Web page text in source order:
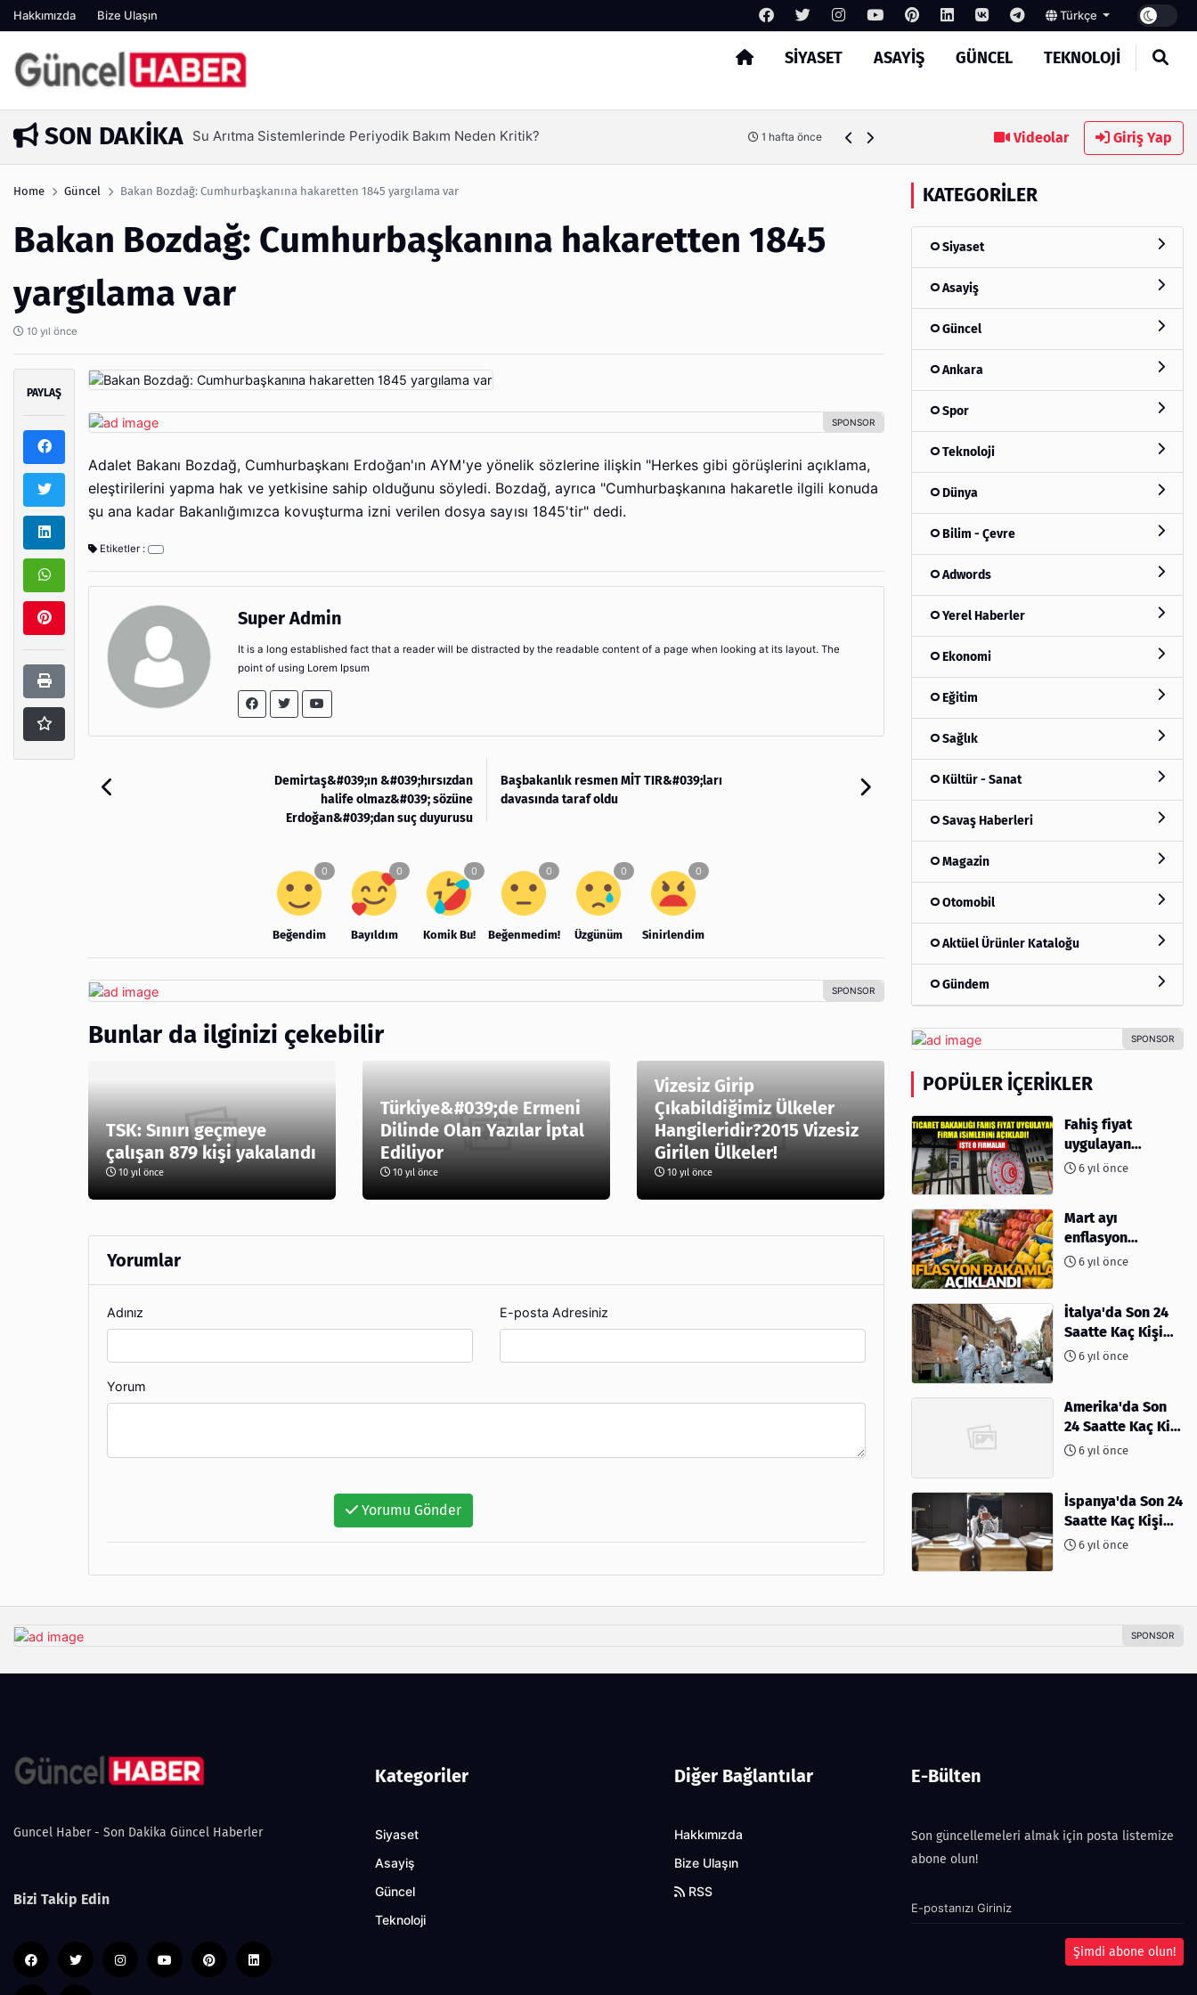
Hakkımızda Bize Ulaşın Türkçe
SIYASET ASAYIŞ GÜNCEL TEKNOLOJI
Arama
SON DAKIKA
4 gün önce Su Arıtma Sistemlerinde Periyodik Bakım Neden Kritik? 1 hafta önce Ambalaj Süreçlerinde Yeni Nesil Verimliliği Olimpack ile
Videolar Giriş Yap
Home Güncel Bakan Bozdağ: Cumhurbaşkanına hakaretten 1845 yargılama var
Bakan Bozdağ: Cumhurbaşkanına hakaretten 1845
yargılama var
10 yıl önce
PAYLAŞ
Adalet Bakanı Bozdağ, Cumhurbaşkanı Erdoğan'ın AYM'ye yönelik sözlerine ilişkin "Herkes gibi görüşlerini açıklama,
eleştirilerini yapma hak ve yetkisine sahip olduğunu söyledi. Bozdağ, ayrıca "Cumhurbaşkanına hakaretle ilgili konuda
şu ana kadar Bakanlığımızca kovuşturma izni verilen dosya sayısı 1845'tir" dedi.
Etiketler :
Super Admin
It is a long established fact that a reader will be distracted by the readable content of a page when looking at its layout. The
point of using Lorem Ipsum
Demirtaş&#039;ın &#039;hırsızdan
halife olmaz&#039; sözüne
Erdoğan&#039;dan suç duyurusu
Başbakanlık resmen MİT TIR&#039;ları
davasında taraf oldu
Beğendim Bayıldım Komik Bu! Beğenmedim! Üzgünüm Sinirlendim
Bunlar da ilginizi çekebilir
TSK: Sınırı geçmeye
çalışan 879 kişi yakalandı
10 yıl önce
Türkiye&#039;de Ermeni
Dilinde Olan Yazılar İptal
Ediliyor
10 yıl önce
Vizesiz Girip
Çıkabildiğimiz Ülkeler
Hangileridir?2015 Vizesiz
Girilen Ülkeler!
10 yıl önce
Yorumlar
Adınız E-posta Adresiniz
Yorum
Yorumu Gönder
KATEGORILER
Siyaset
Asayiş
Güncel
Ankara
Spor
Teknoloji
Dünya
Bilim - Çevre
Adwords
Yerel Haberler
Ekonomi
Eğitim
Sağlık
Kültür - Sanat
Savaş Haberleri
Magazin
Otomobil
Aktüel Ürünler Kataloğu
Gündem
POPÜLER İÇERIKLER
Fahiş fiyat
uygulayan
firmalar açıklandı
6 yıl önce
Mart ayı
enflasyon
rakamları
6 yıl önce
İtalya'da Son 24
Saatte Kaç Kişi
Öldü6 yıl önce
Amerika'da Son
24 Saatte Kaç Kişi
Öldü - 06 Nisan
6 yıl önce
İspanya'da Son 24
Saatte Kaç Kişi
Öldü6 yıl önce
Guncel Haber - Son Dakika Güncel Haberler
Bizi Takip Edin
Kategoriler
Siyaset
Asayiş
Güncel
Teknoloji
Diğer Bağlantılar
Hakkımızda
Bize Ulaşın
RSS
E-Bülten
Son güncellemeleri almak için posta listemize
abone olun!
Şimdi abone olun!